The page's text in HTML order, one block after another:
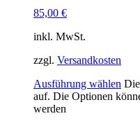
85,00 €
inkl. MwSt.
zzgl. Versandkosten
Ausführung wählen
auf. Die Optionen
werden